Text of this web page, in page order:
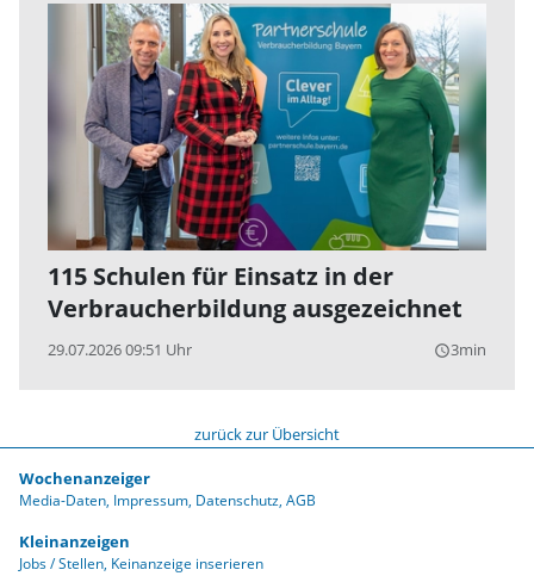
115 Schulen für Einsatz in der
Verbraucherbildung ausgezeichnet
29.07.2026 09:51 Uhr query_builder3min
zurück zur Übersicht
Wochenanzeiger
Media-Daten Impressum Datenschutz AGB
Kleinanzeigen
Jobs / Stellen Keinanzeige inserieren